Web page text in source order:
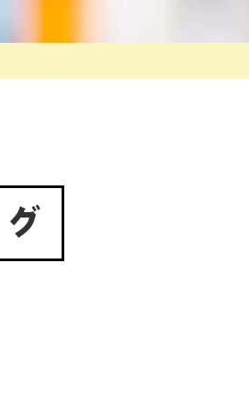
グ